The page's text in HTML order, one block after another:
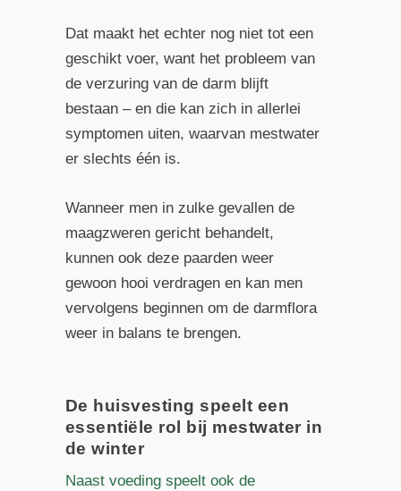
Dat maakt het echter nog niet tot een
geschikt voer, want het probleem van
de verzuring van de darm blijft
bestaan – en die kan zich in allerlei
symptomen uiten, waarvan mestwater
er slechts één is.
Wanneer men in zulke gevallen de
maagzweren gericht behandelt,
kunnen ook deze paarden weer
gewoon hooi verdragen en kan men
vervolgens beginnen om de darmflora
weer in balans te brengen.
De huisvesting speelt een
essentiële rol bij mestwater in
de winter
Naast voeding speelt ook de